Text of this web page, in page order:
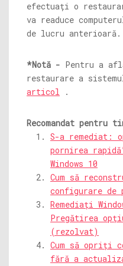
efectuați o
va readuce
de lucru anterioară.
*Notă - Pentru a
restaurare a
articol .
Recomandat pentru
S-a remediat:
pornirea
Windows 10
Cum să
configurare de
Remediați
Pregătirea
(rezolvat)
Cum să opriți
fără a